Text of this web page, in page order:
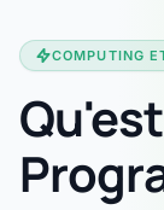
COMPUTING